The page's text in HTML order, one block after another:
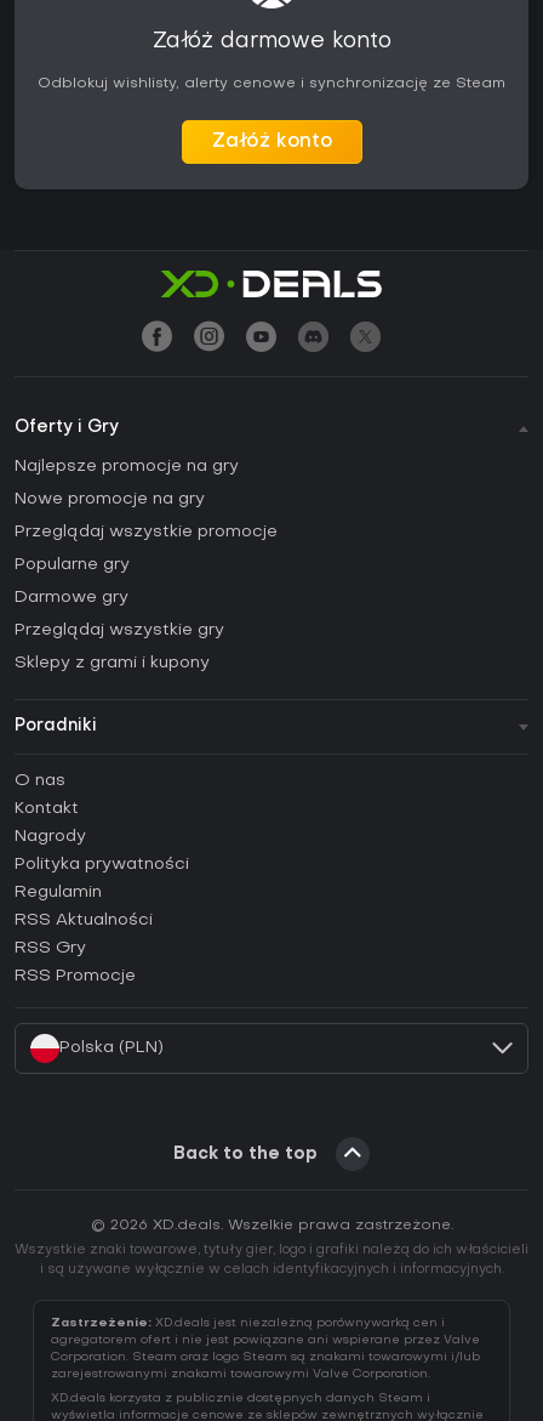
Załóż darmowe konto
Odblokuj wishlisty, alerty cenowe i synchronizację ze Steam
Załóż konto
Oferty i Gry
Najlepsze promocje na gry
Nowe promocje na gry
Przeglądaj wszystkie promocje
Popularne gry
Darmowe gry
Przeglądaj wszystkie gry
Sklepy z grami i kupony
Poradniki
Poradniki
Jak aktywować klucz Steam (CD Key)?
Jak aktywować klucz Epic Games (CD Key)?
Jak aktywować klucz GOG (CD Key)?
Jak aktywować klucz Ubisoft Connect (CD Key)?
O nas
Kontakt
Nagrody
Polityka prywatności
Regulamin
RSS Aktualności
RSS Gry
RSS Promocje
Polska (PLN)
Back to the top
© 2026 XD.deals. Wszelkie prawa zastrzeżone.
Wszystkie znaki towarowe, tytuły gier, logo i grafiki należą do ich właścicieli
i są używane wyłącznie w celach identyfikacyjnych i informacyjnych.
Zastrzeżenie: XD.deals jest niezależną porównywarką cen i
agregatorem ofert i nie jest powiązane ani wspierane przez Valve
Corporation. Steam oraz logo Steam są znakami towarowymi i/lub
zarejestrowanymi znakami towarowymi Valve Corporation.
XD.deals korzysta z publicznie dostępnych danych Steam i
wyświetla informacje cenowe ze sklepów zewnętrznych wyłącznie